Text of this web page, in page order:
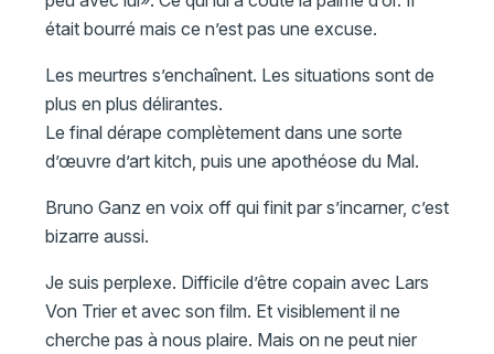
était bourré mais ce n’est pas une excuse.
Les meurtres s’enchaînent. Les situations sont de
plus en plus délirantes.
Le final dérape complètement dans une sorte
d’œuvre d’art kitch, puis une apothéose du Mal.
Bruno Ganz en voix off qui finit par s’incarner, c’est
bizarre aussi.
Je suis perplexe. Difficile d’être copain avec Lars
Von Trier et avec son film. Et visiblement il ne
cherche pas à nous plaire. Mais on ne peut nier